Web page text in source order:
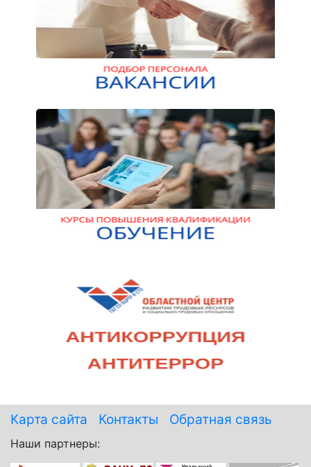
Карта сайта Контакты Обратная связь
Наши партнеры: